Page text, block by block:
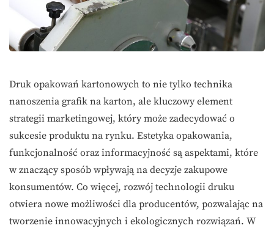
Druk opakowań kartonowych to nie tylko technika
nanoszenia grafik na karton, ale kluczowy element
strategii marketingowej, który może zadecydować o
sukcesie produktu na rynku. Estetyka opakowania,
funkcjonalność oraz informacyjność są aspektami, które
w znaczący sposób wpływają na decyzje zakupowe
konsumentów. Co więcej, rozwój technologii druku
otwiera nowe możliwości dla producentów, pozwalając na
tworzenie innowacyjnych i ekologicznych rozwiązań. W